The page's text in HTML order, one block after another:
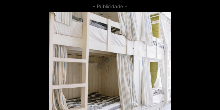
- Publicidade -